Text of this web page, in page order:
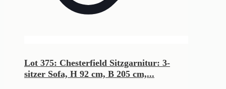
Lot 375: Chesterfield Sitzgarnitur: 3-
sitzer Sofa, H 92 cm, B 205 cm,...